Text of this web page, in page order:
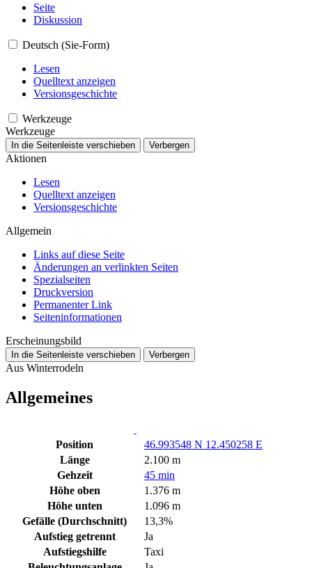
Seite
Diskussion
Deutsch (Sie-Form)
Lesen
Quelltext anzeigen
Versionsgeschichte
Werkzeuge
Werkzeuge
In die Seitenleiste verschieben Verbergen
Aktionen
Lesen
Quelltext anzeigen
Versionsgeschichte
Allgemein
Links auf diese Seite
Änderungen an verlinkten Seiten
Spezialseiten
Druckversion
Permanenter Link
Seiten­­informationen
Erscheinungsbild
In die Seitenleiste verschieben Verbergen
Aus Winterrodeln
Allgemeines
Position
46.993548 N 12.450258 E
Länge
2.100 m
Gehzeit
45 min
Höhe oben
1.376 m
Höhe unten
1.096 m
Gefälle (Durchschnitt)
13,3%
Aufstieg getrennt
Ja
Aufstiegshilfe
Taxi